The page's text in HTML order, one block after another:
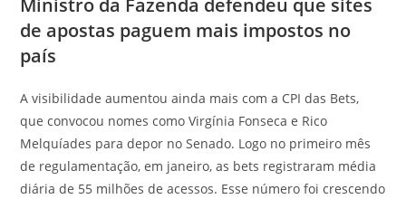
Ministro da Fazenda defendeu que sites
de apostas paguem mais impostos no
país
A visibilidade aumentou ainda mais com a CPI das Bets,
que convocou nomes como Virgínia Fonseca e Rico
Melquíades para depor no Senado. Logo no primeiro mês
de regulamentação, em janeiro, as bets registraram média
diária de 55 milhões de acessos. Esse número foi crescendo